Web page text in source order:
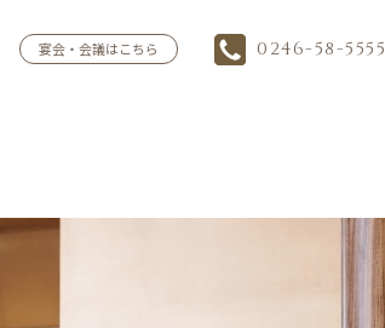
宴会・会議はこちら 0246-58-5555